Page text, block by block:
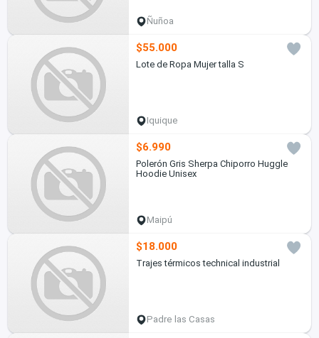
Ñuñoa
$55.000
Lote de Ropa Mujer talla S
Iquique
$6.990
Polerón Gris Sherpa Chiporro Huggle
Hoodie Unisex
Maipú
$18.000
Trajes térmicos technical industrial
Padre las Casas